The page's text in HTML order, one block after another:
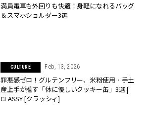
満員電車も外回りも快適！身軽になれるバッグ
＆スマホショルダー3選
CULTURE Feb, 13, 2026
罪悪感ゼロ！グルテンフリー、米粉使用…手土
産上手が推す「体に優しいクッキー缶」3選 |
CLASSY.[クラッシィ]